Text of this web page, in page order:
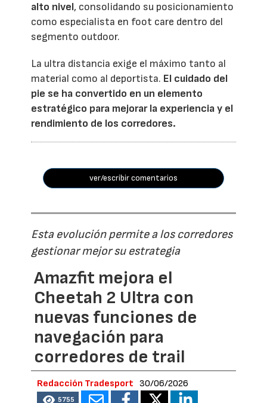
alto nivel, consolidando su posicionamiento
como especialista en foot care dentro del
segmento outdoor.
La ultra distancia exige el máximo tanto al
material como al deportista. El cuidado del
pie se ha convertido en un elemento
estratégico para mejorar la experiencia y el
rendimiento de los corredores.
ver/escribir comentarios
Esta evolución permite a los corredores
gestionar mejor su estrategia
Amazfit mejora el
Cheetah 2 Ultra con
nuevas funciones de
navegación para
corredores de trail
Redacción Tradesport 30/06/2026
5755